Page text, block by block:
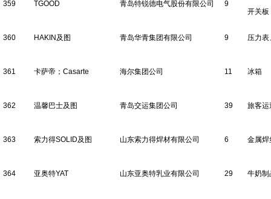
359 TGOOD 青岛特锐德电气股份有限公司 9
开关板
360 HAKIN及图 青岛华青集团有限公司 9 压力
361 卡萨帝；Casarte 海尔集团公司 11 冰箱
362 温馨巴士及图 青岛交运集团公司 39 旅客运
363 索力得SOLID及图 山东索力得焊材有限公司 6 金属焊
364 亚奥特YAT 山东亚奥特乳业有限公司 29 牛奶制